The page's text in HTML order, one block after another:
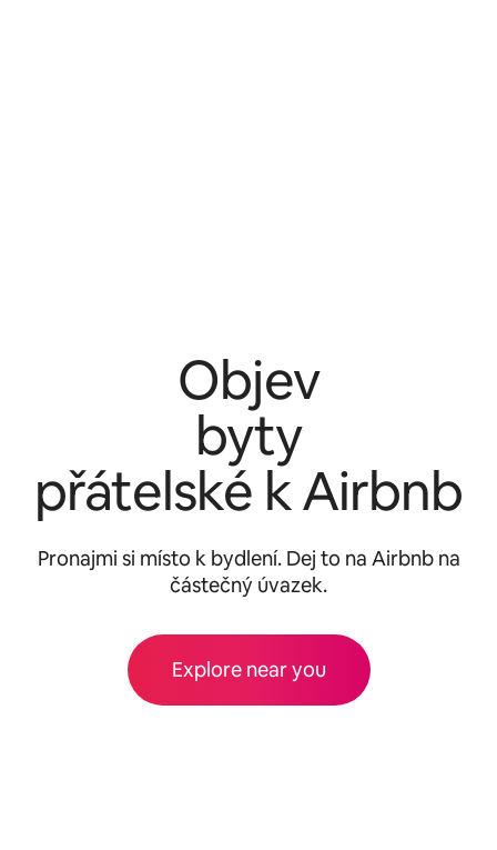
Objev
byty
přátelské k Airbnb
Pronajmi si místo k bydlení. Dej to na Airbnb na
částečný úvazek.
Explore near you